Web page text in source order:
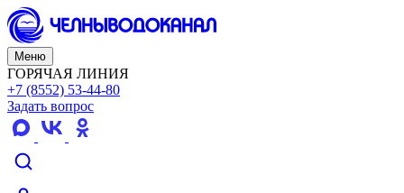
Меню
ГОРЯЧАЯ ЛИНИЯ
+7 (8552) 53-44-80
Задать вопрос